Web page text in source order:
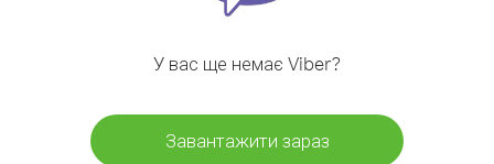
У вас ще немає Viber?
Завантажити зараз